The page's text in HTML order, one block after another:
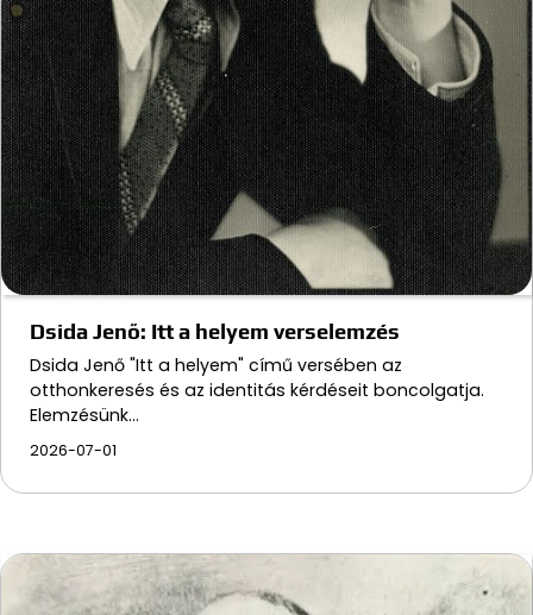
Dsida Jenő: Itt a helyem verselemzés
Dsida Jenő "Itt a helyem" című versében az
otthonkeresés és az identitás kérdéseit boncolgatja.
Elemzésünk…
2026-07-01